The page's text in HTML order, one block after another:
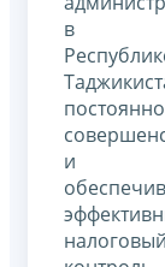
в
постоянно
и
налоговый